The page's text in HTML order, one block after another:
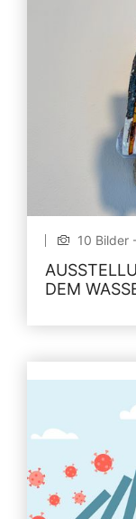
10 Bilder
DEM